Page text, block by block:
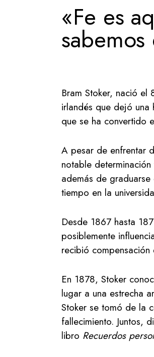
«Fe es
Bram Stoker, nació
irlandés que dejó una
que se ha convertido
A pesar de enfrentar
notable
además de
tiempo en la
Desde 1867 hasta
posiblemente
recibió
En 1878, Stoker
lugar a una estrecha
Stoker se tomó de la
fallecimiento. Juntos,
libro Recuerdos